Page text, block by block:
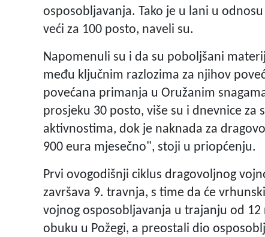
osposobljavanja. Tako je u lani u
veći za 100 posto, naveli su.
Napomenuli su i da su poboljšani
među ključnim razlozima za njihov
povećana primanja u Oružanim
prosjeku 30 posto, više su i dnevnice
aktivnostima, dok je naknada za
900 eura mjesečno", stoji u priopćenju.
Prvi ovogodišnji ciklus dragovoljnog
završava 9. travnja, s time da će
vojnog osposobljavanja u trajanju od
obuku u Požegi, a preostali dio